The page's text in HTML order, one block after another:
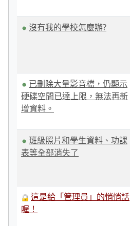
沒有我的學校怎麼辦?
已刪除大量影音檔，仍顯示
硬碟空間已達上限，無法再新
增資料。
班級照片和學生資料、功課
表等全部消失了
這是給「管理員」的悄悄話
喔！